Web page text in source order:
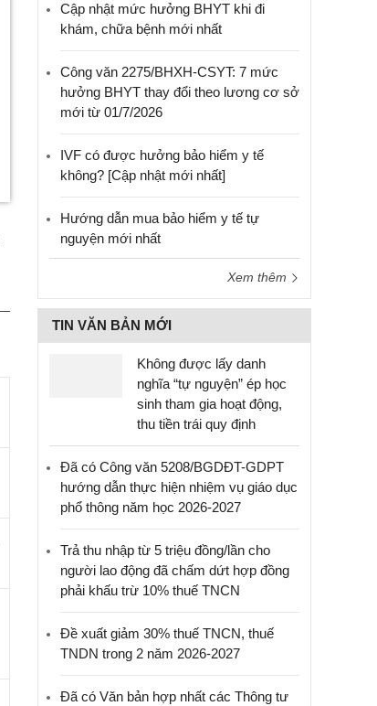
Cập nhật mức hưởng BHYT khi đi
khám, chữa bệnh mới nhất
Công văn 2275/BHXH-CSYT: 7 mức
hưởng BHYT thay đổi theo lương cơ sở
mới từ 01/7/2026
IVF có được hưởng bảo hiểm y tế
không? [Cập nhật mới nhất]
Hướng dẫn mua bảo hiểm y tế tự
nguyện mới nhất
Xem thêm
TIN VĂN BẢN MỚI
Không được lấy danh
nghĩa “tự nguyện” ép học
sinh tham gia hoạt động,
thu tiền trái quy định
Đã có Công văn 5208/BGDĐT-GDPT
hướng dẫn thực hiện nhiệm vụ giáo dục
phổ thông năm học 2026-2027
Trả thu nhập từ 5 triệu đồng/lần cho
người lao động đã chấm dứt hợp đồng
phải khấu trừ 10% thuế TNCN
Đề xuất giảm 30% thuế TNCN, thuế
TNDN trong 2 năm 2026-2027
Đã có Văn bản hợp nhất các Thông tư